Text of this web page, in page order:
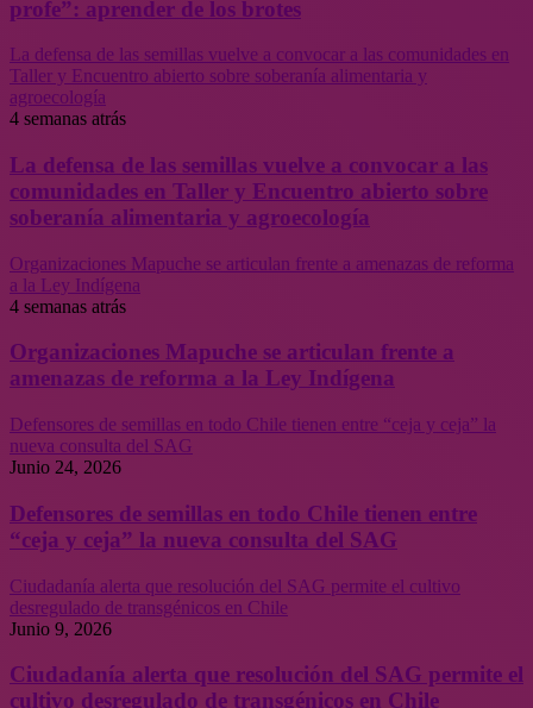
profe”: aprender de los brotes
La defensa de las semillas vuelve a convocar a las comunidades en
Taller y Encuentro abierto sobre soberanía alimentaria y
agroecología
4 semanas atrás
La defensa de las semillas vuelve a convocar a las
comunidades en Taller y Encuentro abierto sobre
soberanía alimentaria y agroecología
Organizaciones Mapuche se articulan frente a amenazas de reforma
a la Ley Indígena
4 semanas atrás
Organizaciones Mapuche se articulan frente a
amenazas de reforma a la Ley Indígena
Defensores de semillas en todo Chile tienen entre “ceja y ceja” la
nueva consulta del SAG
Junio 24, 2026
Defensores de semillas en todo Chile tienen entre
“ceja y ceja” la nueva consulta del SAG
Ciudadanía alerta que resolución del SAG permite el cultivo
desregulado de transgénicos en Chile
Junio 9, 2026
Ciudadanía alerta que resolución del SAG permite el
cultivo desregulado de transgénicos en Chile